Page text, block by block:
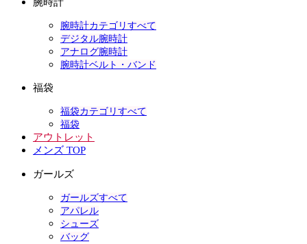
腕時計カテゴリすべて
デジタル腕時計
アナログ腕時計
腕時計ベルト・バンド
福袋
福袋カテゴリすべて
福袋
アウトレット
メンズ TOP
ガールズ
ガールズすべて
アパレル
シューズ
バッグ